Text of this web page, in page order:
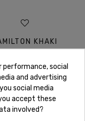
KHAKI
BLAU 33 MM
performance, social
and advertising
social media
accept these
involved?